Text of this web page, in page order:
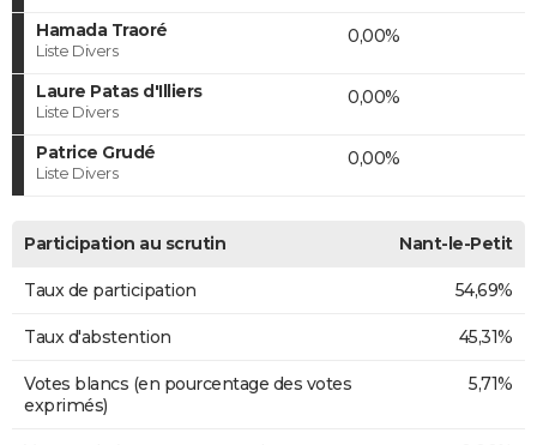
Hamada Traoré
Liste Divers
0,00%
Laure Patas d'Illiers
Liste Divers
0,00%
Patrice Grudé
Liste Divers
0,00%
Participation au scrutin Nant-le-Petit
Taux de participation 54,69%
Taux d'abstention 45,31%
Votes blancs (en pourcentage des votes
exprimés)
5,71%